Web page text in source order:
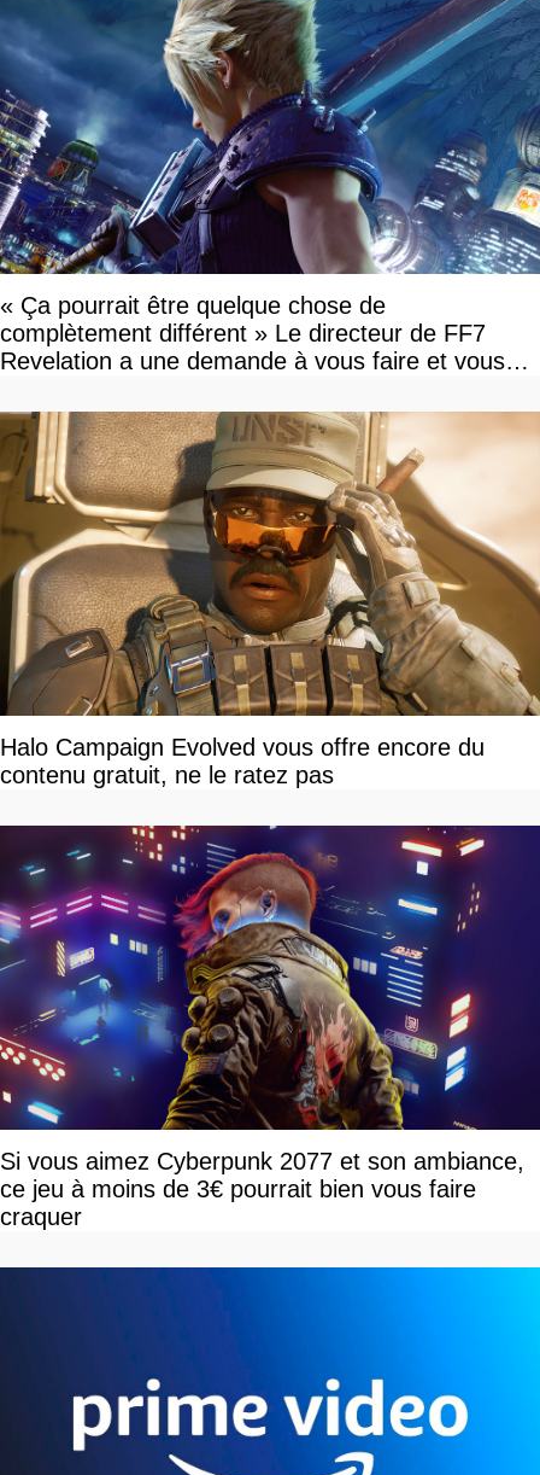
« Ça pourrait être quelque chose de
complètement différent » Le directeur de FF7
Revelation a une demande à vous faire et vous
Halo Campaign Evolved vous offre encore du
contenu gratuit, ne le ratez pas
Si vous aimez Cyberpunk 2077 et son ambiance,
ce jeu à moins de 3€ pourrait bien vous faire
craquer